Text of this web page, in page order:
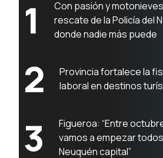
1
Con pasión y
rescate de la Policía del
donde nadie más puede
2
Provincia fortalece la
laboral en destinos
3
Figueroa: “Entre
vamos a empezar
Neuquén capital”